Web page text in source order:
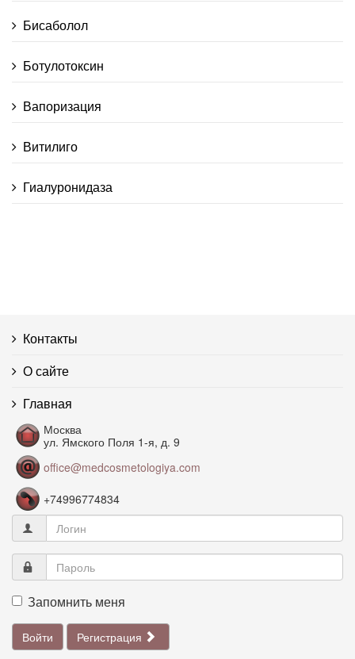
Бисаболол
Ботулотоксин
Вапоризация
Витилиго
Гиалуронидаза
Гиперпигментация
Гравитационный птоз
Депигментация
Дерма
Изотоничный раствор
Ионофорез
Контакты
О сайте
Главная
Москва
ул. Ямского Поля 1-я, д. 9
office@medcosmetologiya.com
+74996774834
Запомнить меня
Войти Регистрация